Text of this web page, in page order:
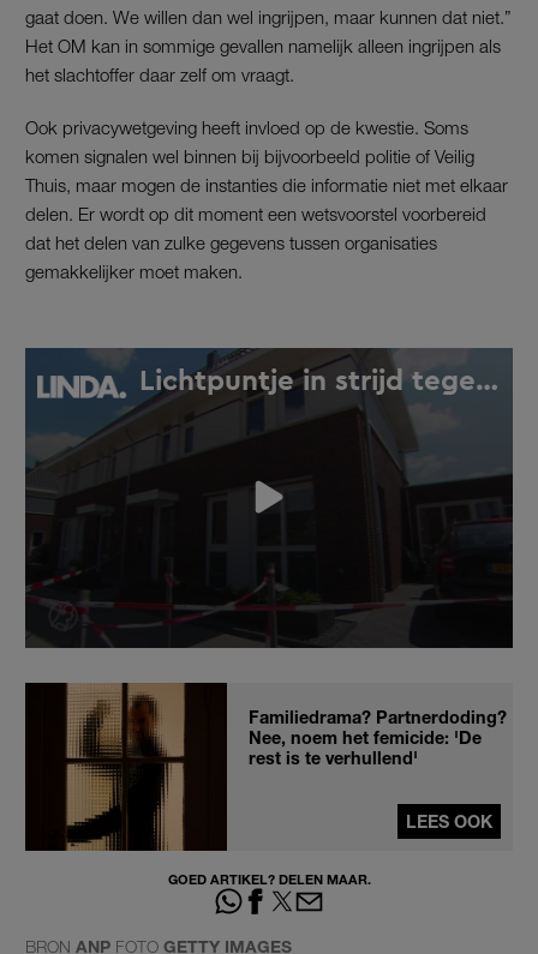
gaat doen. We willen dan wel ingrijpen, maar kunnen dat niet.”
Het OM kan in sommige gevallen namelijk alleen ingrijpen als
het slachtoffer daar zelf om vraagt.
Ook privacywetgeving heeft invloed op de kwestie. Soms
komen signalen wel binnen bij bijvoorbeeld politie of Veilig
Thuis, maar mogen de instanties die informatie niet met elkaar
delen. Er wordt op dit moment een wetsvoorstel voorbereid
dat het delen van zulke gegevens tussen organisaties
gemakkelijker moet maken.
Familiedrama? Partnerdoding?
Nee, noem het femicide: 'De
rest is te verhullend'
LEES OOK
GOED ARTIKEL? DELEN MAAR.
BRON ANP FOTO GETTY IMAGES